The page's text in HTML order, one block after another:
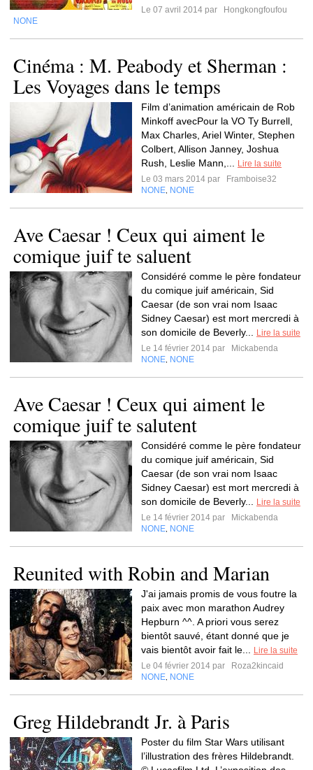
Le 07 avril 2014 par
Hongkongfoufou
NONE
Cinéma : M. Peabody et Sherman :
Les Voyages dans le temps
Film d’animation américain de Rob
Minkoff avecPour la VO Ty Burrell,
Max Charles, Ariel Winter, Stephen
Colbert, Allison Janney, Joshua
Rush, Leslie Mann,...
Lire la suite
Le 03 mars 2014 par
Framboise32
NONE NONE
Ave Caesar ! Ceux qui aiment le
comique juif te saluent
Considéré comme le père fondateur
du comique juif américain, Sid
Caesar (de son vrai nom Isaac
Sidney Caesar) est mort mercredi à
son domicile de Beverly...
Lire la suite
Le 14 février 2014 par
Mickabenda
NONE NONE
Ave Caesar ! Ceux qui aiment le
comique juif te salutent
Considéré comme le père fondateur
du comique juif américain, Sid
Caesar (de son vrai nom Isaac
Sidney Caesar) est mort mercredi à
son domicile de Beverly...
Lire la suite
Le 14 février 2014 par
Mickabenda
NONE NONE
Reunited with Robin and Marian
J'ai jamais promis de vous foutre la
paix avec mon marathon Audrey
Hepburn ^^. A priori vous serez
bientôt sauvé, étant donné que je
vais bientôt avoir fait le...
Lire la suite
Le 04 février 2014 par
Roza2kincaid
NONE NONE
Greg Hildebrandt Jr. à Paris
Poster du film Star Wars utilisant
l’illustration des frères Hildebrandt.